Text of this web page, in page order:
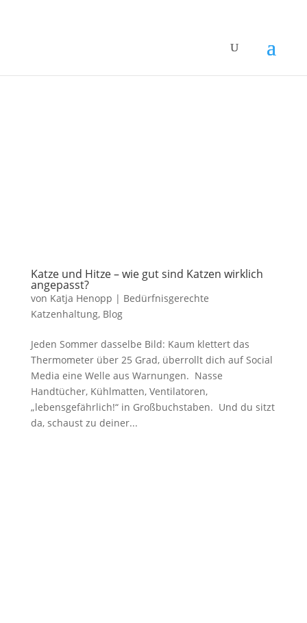
Katze und Hitze – wie gut sind Katzen wirklich
angepasst?
von Katja Henopp | Bedürfnisgerechte
Katzenhaltung, Blog
Jeden Sommer dasselbe Bild: Kaum klettert das
Thermometer über 25 Grad, überrollt dich auf Social
Media eine Welle aus Warnungen. Nasse
Handtücher, Kühlmatten, Ventilatoren,
„lebensgefährlich!“ in Großbuchstaben. Und du sitzt
da, schaust zu deiner...